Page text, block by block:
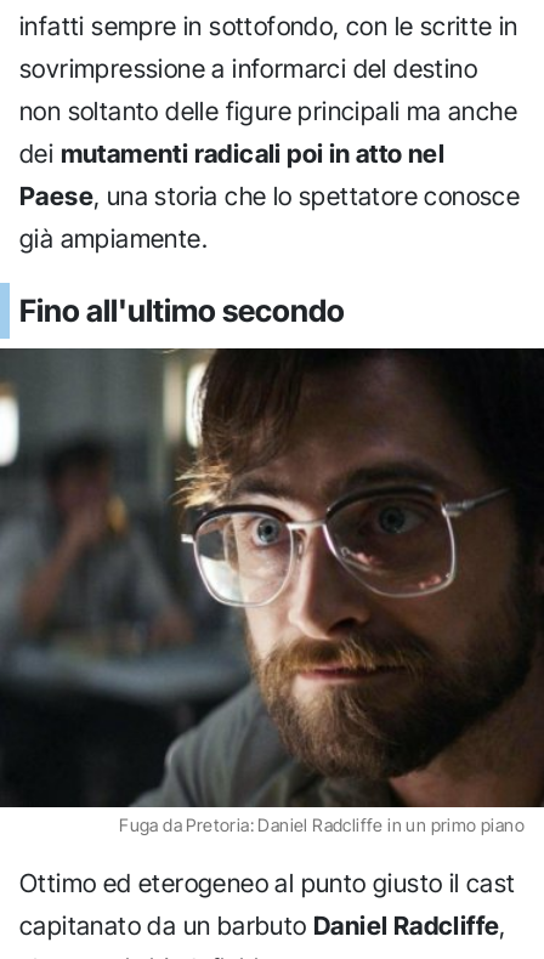
infatti sempre in sottofondo, con le scritte in
sovrimpressione a informarci del destino
non soltanto delle figure principali ma anche
dei mutamenti radicali poi in atto nel
Paese, una storia che lo spettatore conosce
già ampiamente.
Fino all'ultimo secondo
Fuga da Pretoria: Daniel Radcliffe in un primo piano
Ottimo ed eterogeneo al punto giusto il cast
capitanato da un barbuto Daniel Radcliffe,